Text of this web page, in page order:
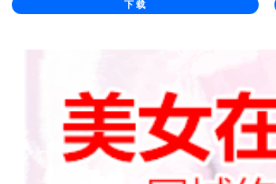
下 载